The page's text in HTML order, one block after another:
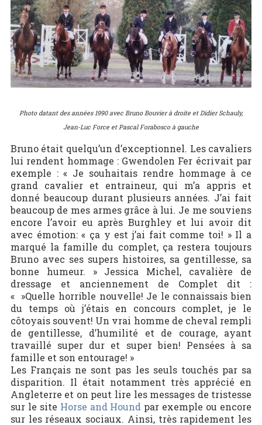
Photo datant des années 1990 avec Bruno Bouvier à droite et Didier Schauly,
Jean-Luc Force et Pascal Forabosco à gauche
Bruno était quelqu’un d’exceptionnel. Les cavaliers
lui rendent hommage : Gwendolen Fer écrivait par
exemple : « Je souhaitais rendre hommage à ce
grand cavalier et entraineur, qui m’a appris et
donné beaucoup durant plusieurs années. J’ai fait
beaucoup de mes armes grâce à lui. Je me souviens
encore l’avoir eu après Burghley et lui avoir dit
avec émotion: « ça y est j’ai fait comme toi! » Il a
marqué la famille du complet, ça restera toujours
Bruno avec ses supers histoires, sa gentillesse, sa
bonne humeur. » Jessica Michel, cavalière de
dressage et anciennement de Complet dit :
« »Quelle horrible nouvelle! Je le connaissais bien
du temps où j’étais en concours complet, je le
côtoyais souvent! Un vrai homme de cheval rempli
de gentillesse, d’humilité et de courage, ayant
travaillé super dur et super bien! Pensées à sa
famille et son entourage! »
Les Français ne sont pas les seuls touchés par sa
disparition. Il était notamment très apprécié en
Angleterre et on peut lire les messages de tristesse
sur le site Horse and Hound par exemple ou encore
sur les réseaux sociaux. Ainsi, très rapidement les